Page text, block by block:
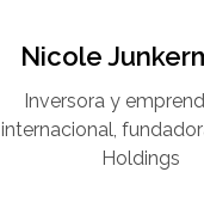
Nicole
Inversora y
internacional,
Holdings